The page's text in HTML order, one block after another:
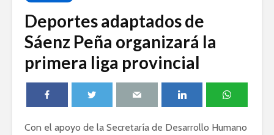
Deportes adaptados de
Sáenz Peña organizará la
primera liga provincial
Con el apoyo de la Secretaría de Desarrollo Humano